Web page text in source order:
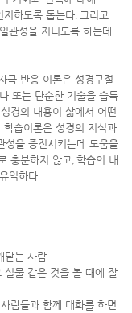
지하도록 돕는다. 그리고
관성을 지니도록 하는데
극-반응 이론은 성경구절
또는 단순한 기술을 습득
경의 내용이 삶에서 어떤
학습이론은 성경의 지식과
성을 증진시키는데 도움을
충분하지 않고, 학습의 내
익하다.
닫는 사람
실물 같은 것을 볼 때에 잘
람들과 함께 대화를 하면